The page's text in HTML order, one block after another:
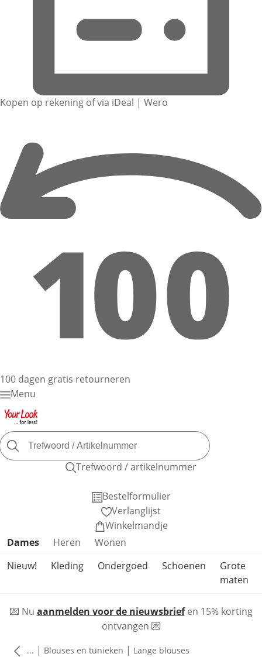
Kopen op rekening of via iDeal | Wero
100 dagen gratis retourneren
Menu
Trefwoord / artikelnummer
Bestelformulier
Verlanglijst
Winkelmandje
Productcategorieën overslaan
Dames Heren
Wonen
Nieuw!
Kleding Ondergoed Schoenen
Grote
maten
💌 Nu aanmelden voor de nieuwsbriefen 15% korting
ontvangen 💌
... | Blouses en tunieken | Lange blouses